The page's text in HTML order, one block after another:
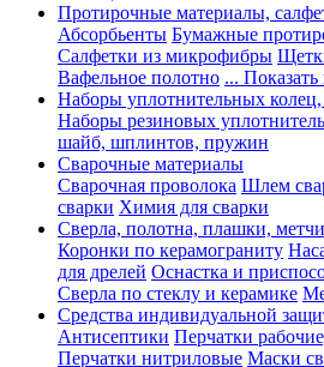
Протирочные материалы,
Абсорбьенты Бумажные
Салфетки из микрофибры
Вафельное полотно ... Показать
Наборы уплотнительных
Наборы резиновых
шайб, шплинтов, пружин
Сварочные материалы
Сварочная проволока Шлем
сварки Химия для сварки
Сверла, полотна, плашки,
Коронки по керамограниту
для дрелей Оснастка и
Сверла по стеклу и керамике
Средства индивидуальной
Антисептики Перчатки
Перчатки нитриловые Маски